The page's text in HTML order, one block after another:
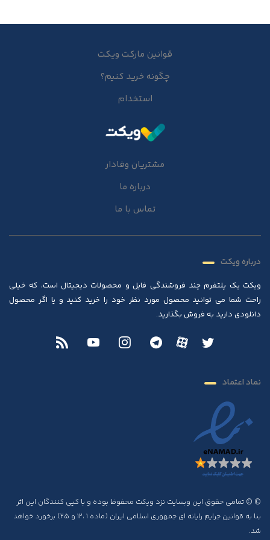
قوانین مارکت ویکت
چگونه خرید کنیم؟
استخدام
مشتریان وفادار
درباره ما
تماس با ما
درباره ویکت
ویکت یک پلتفرم چند فروشندگی فایل و محصولات دیجیتال است، که خیلی
راحت شما می توانید محصول مورد نظر خود را خرید کنید و یا اگر محصول
دانلودی دارید به فروش بگذارید.
نماد اعتماد
© © تمامی حقوق این وبسایت نزد ویکت محفوظ بوده و با کپی کنندگان این اثر
بنا به قوانین جرایم رایانه ای جمهوری اسلامی ایران (ماده ۱ ،۱۲ و ۲۵) برخورد خواهد
شد.